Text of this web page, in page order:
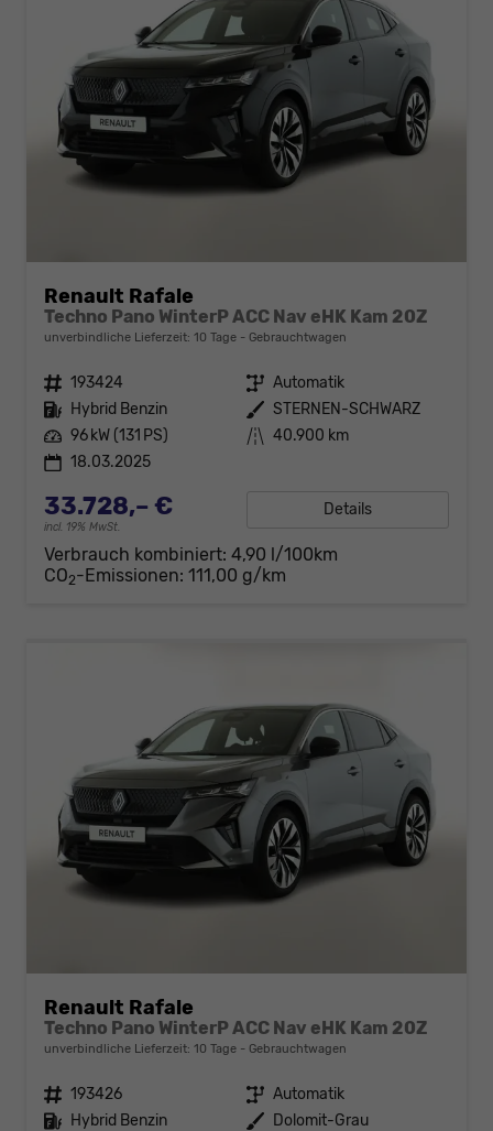
Renault Rafale
Techno Pano WinterP ACC Nav eHK Kam 20Z
unverbindliche Lieferzeit: 10 Tage Gebrauchtwagen
Fahrzeugnr. 193424 Getriebe Automatik
Kraftstoff Hybrid Benzin Außenfarbe STERNEN-SCHWARZ
Leistung 96 kW (131 PS) Kilometerstand 40.900 km
18.03.2025
33.728,– €
incl. 19% MwSt.
Details
Verbrauch kombiniert: 4,90 l/100km
CO2-Emissionen: 111,00 g/km
Renault Rafale
Techno Pano WinterP ACC Nav eHK Kam 20Z
unverbindliche Lieferzeit: 10 Tage Gebrauchtwagen
Fahrzeugnr. 193426 Getriebe Automatik
Kraftstoff Hybrid Benzin Außenfarbe Dolomit-Grau